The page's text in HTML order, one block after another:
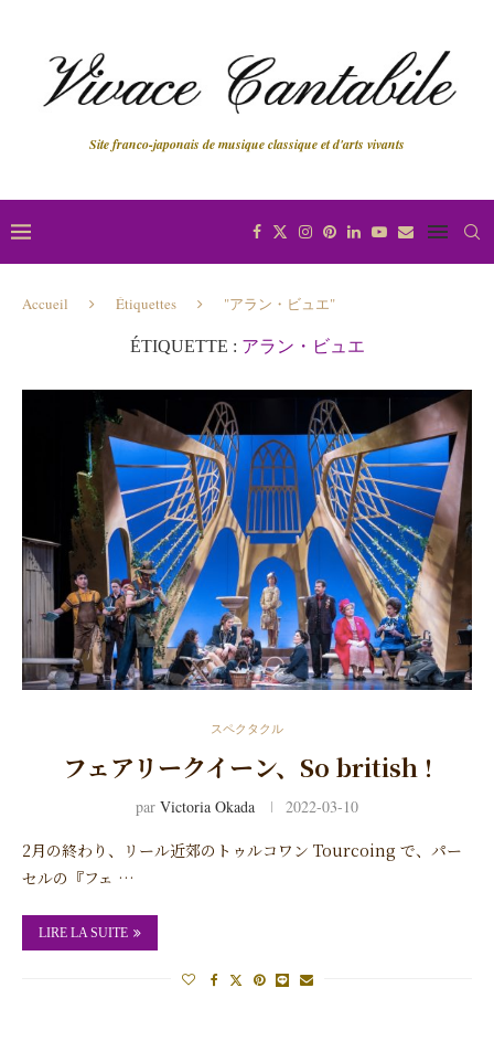
Site franco-japonais de musique classique et d'arts vivants
Accueil Étiquettes "アラン・ビュエ"
ÉTIQUETTE : アラン・ビュエ
スペクタクル
フェアリークイーン、So british !
par Victoria Okada 2022-03-10
2月の終わり、リール近郊のトゥルコワン Tourcoing で、パー
セルの『フェ …
LIRE LA SUITE